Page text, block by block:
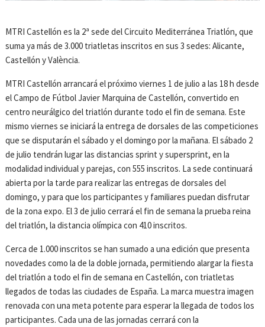
MTRI Castellón es la 2ª sede del Circuito Mediterránea Triatlón, que
suma ya más de 3.000 triatletas inscritos en sus 3 sedes: Alicante,
Castellón y València.
MTRI Castellón arrancará el próximo viernes 1 de julio a las 18 h desde
el Campo de Fútbol Javier Marquina de Castellón, convertido en
centro neurálgico del triatlón durante todo el fin de semana. Este
mismo viernes se iniciará la entrega de dorsales de las competiciones
que se disputarán el sábado y el domingo por la mañana. El sábado 2
de julio tendrán lugar las distancias sprint y supersprint, en la
modalidad individual y parejas, con 555 inscritos. La sede continuará
abierta por la tarde para realizar las entregas de dorsales del
domingo, y para que los participantes y familiares puedan disfrutar
de la zona expo. El 3 de julio cerrará el fin de semana la prueba reina
del triatlón, la distancia olímpica con 410 inscritos.
Cerca de 1.000 inscritos se han sumado a una edición que presenta
novedades como la de la doble jornada, permitiendo alargar la fiesta
del triatlón a todo el fin de semana en Castellón, con triatletas
llegados de todas las ciudades de España. La marca muestra imagen
renovada con una meta potente para esperar la llegada de todos los
participantes. Cada una de las jornadas cerrará con la